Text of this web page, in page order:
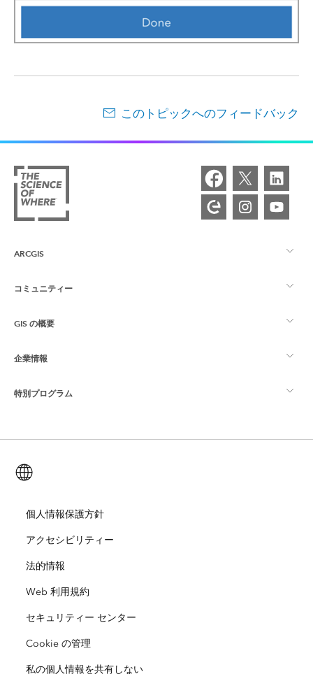
このトピックへのフィードバック
ARCGIS
ArcGIS の概要
マッピング
Esri ストア
コミュニティー
Esri Community
ArcGIS ブログ
Esri Young Professionals Network
イベント
GIS の概要
GIS とは
ロケーション インテリジェンス
トレーニング
ArcUser
ArcNews
Esri Press
企業情報
Esri について
採用情報
オープンビジョン
企業行動規範
サイトマップ
特別プログラム
ArcGIS for Student Use
自然保護
教育機関
人種的平等
個人情報保護方針
アクセシビリティー
法的情報
Web 利用規約
セキュリティー センター
Cookie の管理
私の個人情報を共有しない